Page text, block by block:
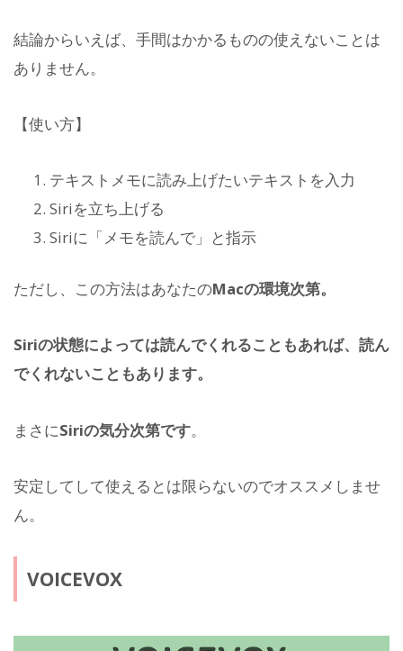
結論からいえば、手間はかかるものの使えないことは
ありません。
【使い方】
テキストメモに読み上げたいテキストを入力
Siriを立ち上げる
Siriに「メモを読んで」と指示
ただし、この方法はあなたのMacの環境次第。
Siriの状態によっては読んでくれることもあれば、読ん
でくれないこともあります。
まさにSiriの気分次第です。
安定してして使えるとは限らないのでオススメしませ
ん。
VOICEVOX